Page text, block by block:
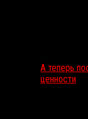
А теперь
ценности